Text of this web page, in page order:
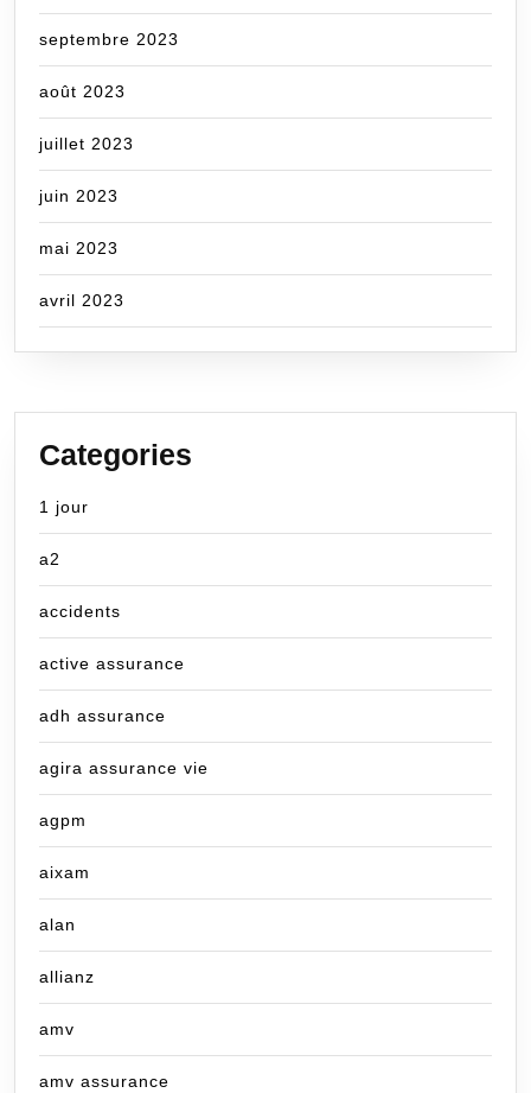
septembre 2023
août 2023
juillet 2023
juin 2023
mai 2023
avril 2023
Categories
1 jour
a2
accidents
active assurance
adh assurance
agira assurance vie
agpm
aixam
alan
allianz
amv
amv assurance